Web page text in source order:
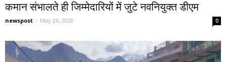
कमान संभालते ही जिम्मेदारियों में जुटे नवनियुक्त डीएम
newspost - May 26, 2020 0